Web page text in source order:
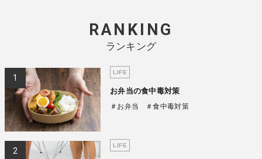
RANKING
ランキング
LIFE
お弁当の食中毒対策
＃お弁当 ＃食中毒対策
LIFE